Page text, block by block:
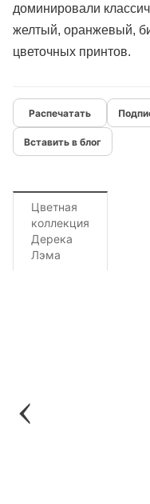
доминировали
желтый, оранжевый,
цветочных принтов.
Вставить в блог
Цветная
коллекция
Дерека
Лэма